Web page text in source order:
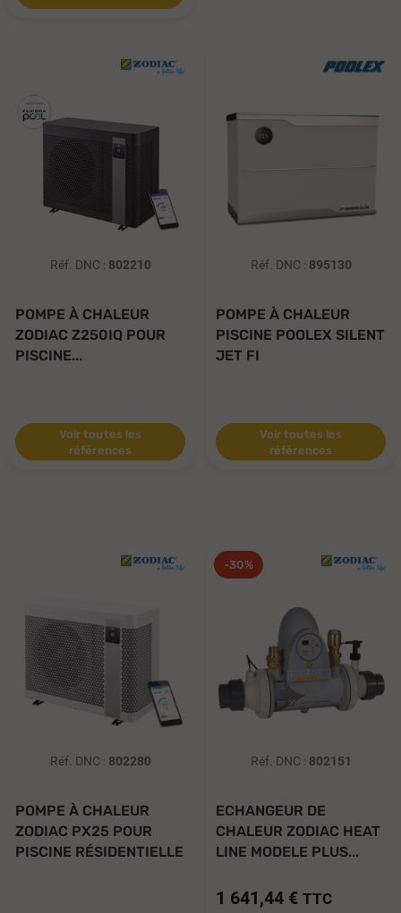
Réf. DNC : 802210
POMPE À CHALEUR
ZODIAC Z250IQ POUR
PISCINE...
Voir toutes les
références
Réf. DNC : 895130
POMPE À CHALEUR
PISCINE POOLEX SILENT
JET FI
Voir toutes les
références
Réf. DNC : 802280
POMPE À CHALEUR
ZODIAC PX25 POUR
PISCINE RÉSIDENTIELLE
-30%
Réf. DNC : 802151
ECHANGEUR DE
CHALEUR ZODIAC HEAT
LINE MODELE PLUS...
1 641,44 € TTC